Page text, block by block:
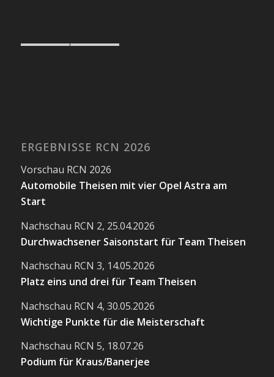
ERGEBNISSE RCN 2026
Vorschau RCN 2026
Automobile Theisen mit vier Opel Astra am
Start
Nachschau RCN 2, 25.04.2026
Durchwachsener Saisonstart für Team Theisen
Nachschau RCN 3, 14.05.2026
Platz eins und drei für Team Theisen
Nachschau RCN 4, 30.05.2026
Wichtige Punkte für die Meisterschaft
Nachschau RCN 5, 18.07.26
Podium für Kraus/Banerjee